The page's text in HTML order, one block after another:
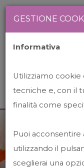
GESTIONE
Informativa
Utilizziamo
tecniche e, con il
finalità come
Puoi
utilizzando il
sceglierai una